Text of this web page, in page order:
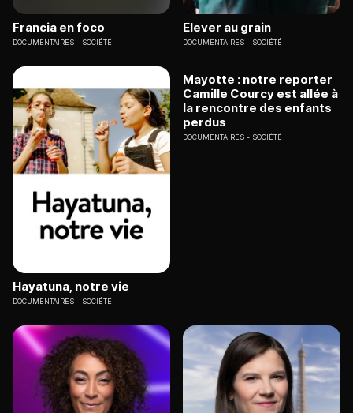
Francia en foco
DOCUMENTAIRES SOCIÉTÉ
Elever au grain
DOCUMENTAIRES SOCIÉTÉ
Hayatuna, notre vie
DOCUMENTAIRES SOCIÉTÉ
Mayotte : notre reporter
Camille Courcy est allée à
la rencontre des enfants
perdus
DOCUMENTAIRES SOCIÉTÉ